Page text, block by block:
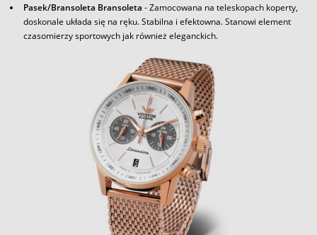
Pasek/Bransoleta Bransoleta - Zamocowana na teleskopach koperty,
doskonale układa się na ręku. Stabilna i efektowna. Stanowi element
czasomierzy sportowych jak również eleganckich.